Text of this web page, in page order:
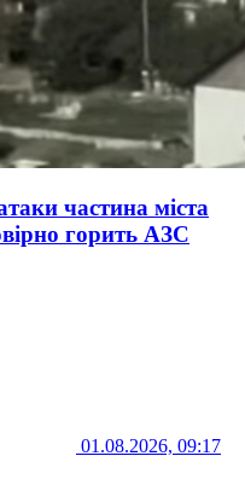
частина міста
горить АЗС
01.08.2026, 09:17